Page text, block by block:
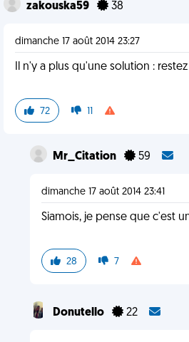
zakouska59 38
dimanche 17 août 2014 23:27
Il n'y a plus qu'une solution :
72 11
Mr_Citation 59
dimanche 17 août 2014 23:41
Siamois, je pense que c'est
28 7
Donutello 22